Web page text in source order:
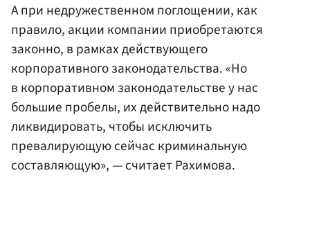
А при недружественном поглощении, как
правило, акции компании приобретаются
законно, в рамках действующего
корпоративного законодательства. «Но
в корпоративном законодательстве у нас
большие пробелы, их действительно надо
ликвидировать, чтобы исключить
превалирующую сейчас криминальную
составляющую», — считает Рахимова.